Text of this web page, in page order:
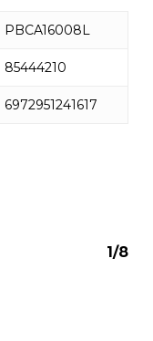
PBCA16008L
85444210
6972951241617
1/8